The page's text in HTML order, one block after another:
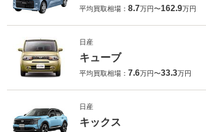
平均買取相場： 8.7万円〜162.9万円
日産
キューブ
平均買取相場： 7.6万円〜33.3万円
日産
キックス